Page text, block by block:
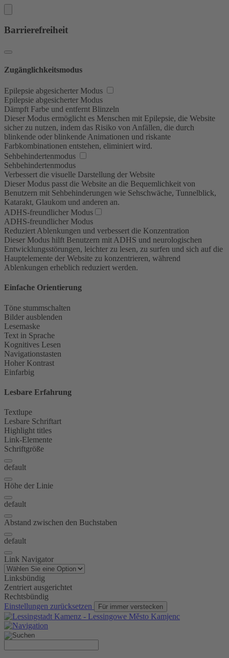
Barrierefreiheit
Zugänglichkeitsmodus
Epilepsie abgesicherter Modus
Epilepsie abgesicherter Modus
Dämpft Farbe und entfernt Blinzeln
Dieser Modus ermöglicht es Menschen mit Epilepsie, die Website
sicher zu nutzen, indem das Risiko von Anfällen, die durch
blinkende oder blinkende Animationen und riskante
Farbkombinationen entstehen, eliminiert wird.
Sehbehindertenmodus
Sehbehindertenmodus
Verbessert die visuelle Darstellung der Website
Dieser Modus passt die Website an die Bequemlichkeit von
Benutzern mit Sehbehinderungen wie Sehschwäche, Tunnelblick,
Katarakt, Glaukom und anderen an.
ADHS-freundlicher Modus
ADHS-freundlicher Modus
Reduziert Ablenkungen und verbessert die Konzentration
Dieser Modus hilft Benutzern mit ADHS und neurologischen
Entwicklungsstörungen, leichter zu lesen, zu surfen und sich auf die
Hauptelemente der Website zu konzentrieren, während
Ablenkungen erheblich reduziert werden.
Einfache Orientierung
Töne stummschalten
Bilder ausblenden
Lesemaske
Text in Sprache
Kognitives Lesen
Navigationstasten
Hoher Kontrast
Einfarbig
Lesbare Erfahrung
Textlupe
Lesbare Schriftart
Highlight titles
Link-Elemente
Schriftgröße
default
Höhe der Linie
default
Abstand zwischen den Buchstaben
default
Link Navigator
Linksbündig
Zentriert ausgerichtet
Rechtsbündig
Einstellungen zurücksetzen
Für immer verstecken